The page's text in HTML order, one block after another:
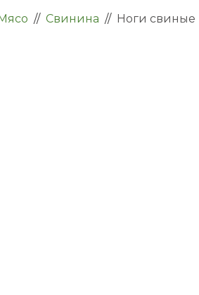
// Свинина // Ноги свиные